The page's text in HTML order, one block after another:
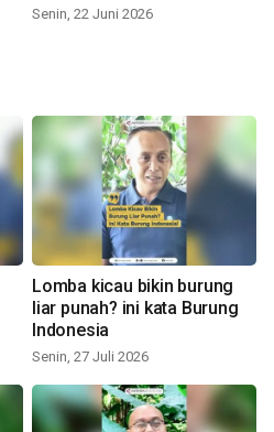
Senin, 22 Juni 2026
Lomba kicau bikin burung
liar punah? ini kata Burung
Indonesia
Senin, 27 Juli 2026